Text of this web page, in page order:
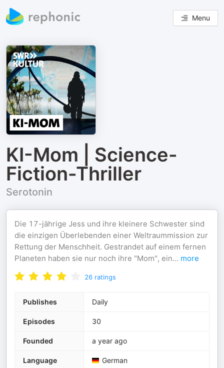
Menu
KI-Mom | Science-
Fiction-Thriller
Serotonin
Die 17-jährige Jess und ihre kleinere Schwester sind
die einzigen Überlebenden einer Weltraummission zur
Rettung der Menschheit. Gestrandet auf einem fernen
Planeten haben sie nur noch ihre "Mom", ein... more
26 ratings
Publishes Daily
Episodes 30
Founded a year ago
Language German